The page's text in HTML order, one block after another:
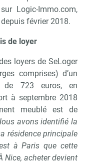
Logic-Immo.com,
février 2018.
de loyer
loyers de SeLoger
comprises) d’un
de 723 euros, en
à septembre 2018
meublé est de
avons identifié la
résidence principale
à Paris que cette
Nice, acheter devient
Matin